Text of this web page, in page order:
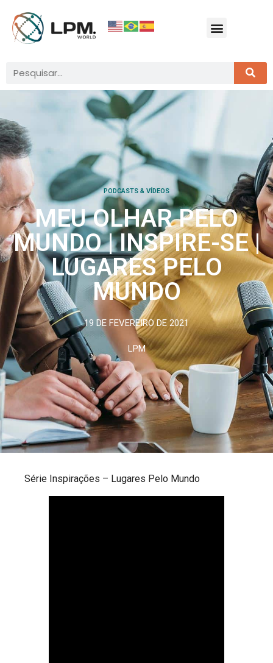
PODCASTS & VÍDEOS
MEU OLHAR PELO
MUNDO | INSPIRE-SE |
LUGARES PELO
MUNDO
19 DE FEVEREIRO DE 2021
LPM
Série Inspirações – Lugares Pelo Mundo